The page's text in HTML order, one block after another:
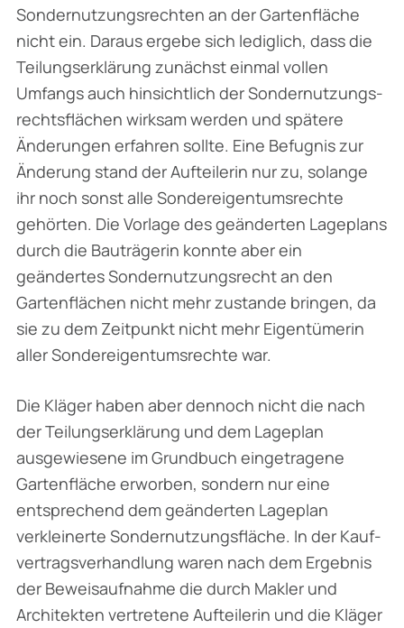
Sondernutzungsrechten an der Gartenfläche
nicht ein. Daraus ergebe sich lediglich, dass die
Teilungserklärung zunächst einmal vollen
Umfangs auch hinsichtlich der Sondernutzungs­
rechtsflächen wirksam werden und spätere
Änderungen erfahren sollte. Eine Befugnis zur
Änderung stand der Aufteilerin nur zu, solange
ihr noch sonst alle Sondereigentumsrechte
gehörten. Die Vorlage des geänderten Lageplans
durch die Bauträgerin konnte aber ein
geändertes Sondernutzungsrecht an den
Gartenflächen nicht mehr zustande bringen, da
sie zu dem Zeitpunkt nicht mehr Eigentümerin
aller Sondereigentumsrechte war.
Die Kläger haben aber dennoch nicht die nach
der Teilungserklärung und dem Lageplan
ausgewiesene im Grundbuch eingetragene
Gartenfläche erworben, sondern nur eine
entsprechend dem geänderten Lageplan
verkleinerte Sondernutzungsfläche. In der Kauf­
vertragsverhandlung waren nach dem Ergebnis
der Beweisaufnahme die durch Makler und
Architekten vertretene Aufteilerin und die Kläger